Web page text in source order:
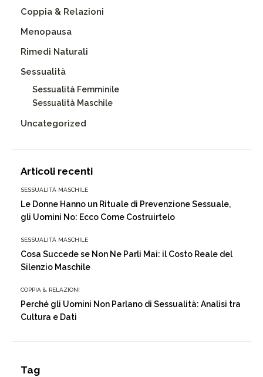
Coppia & Relazioni
Menopausa
Rimedi Naturali
Sessualità
Sessualità Femminile
Sessualità Maschile
Uncategorized
Articoli recenti
SESSUALITÀ MASCHILE
Le Donne Hanno un Rituale di Prevenzione Sessuale,
gli Uomini No: Ecco Come Costruirtelo
SESSUALITÀ MASCHILE
Cosa Succede se Non Ne Parli Mai: il Costo Reale del
Silenzio Maschile
COPPIA & RELAZIONI
Perché gli Uomini Non Parlano di Sessualità: Analisi tra
Cultura e Dati
Tag